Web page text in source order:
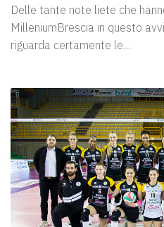
Delle tante note liete che
MilleniumBrescia in questo
riguarda certamente le…